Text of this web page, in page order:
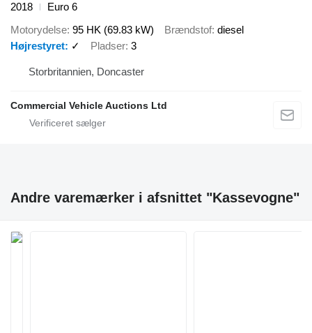
2018
Euro 6
Motorydelse 95 HK (69.83 kW) Brændstof diesel
Højrestyret
✓ Pladser 3
Storbritannien, Doncaster
Commercial Vehicle Auctions Ltd
Andre varemærker i afsnittet "Kassevogne"